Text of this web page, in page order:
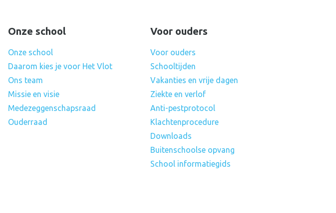
Onze school
Onze school
Daarom kies je voor Het Vlot
Ons team
Missie en visie
Medezeggenschapsraad
Ouderraad
Voor ouders
Voor ouders
Schooltijden
Vakanties en vrije dagen
Ziekte en verlof
Anti-pestprotocol
Klachtenprocedure
Downloads
Buitenschoolse opvang
School informatiegids